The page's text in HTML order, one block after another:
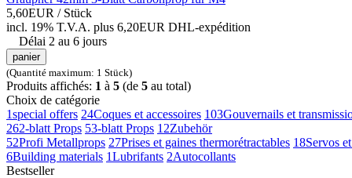
5,60EUR / Stück
incl. 19% T.V.A. plus 6,20EUR DHL-expédition
Délai 2 au 6 jours
panier
(Quantité maximum: 1 Stück)
Produits affichés: 1 à 5 (de 5 au total)
Choix de catégorie
1special offers 24Coques et accessoires 103Gouvernails et
262-blatt Props 53-blatt Props 12Zubehör
52Profi Metallprops 27Prises et gaines thermorétractables 18Servos
6Building materials 1Lubrifants 2Autocollants
Bestseller